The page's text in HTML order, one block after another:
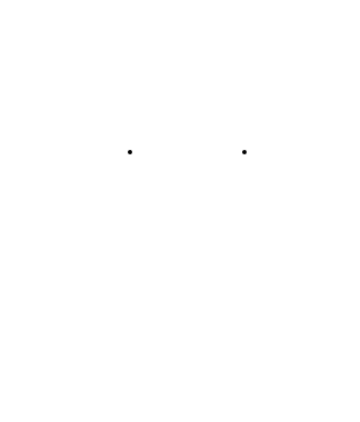
PROJETS DESIGN PARTENAIRES